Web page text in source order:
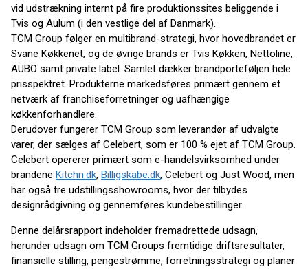
vid udstrækning internt på fire produktionssites beliggende i
Tvis og Aulum (i den vestlige del af Danmark).
TCM Group følger en multibrand-strategi, hvor hovedbrandet er
Svane Køkkenet, og de øvrige brands er Tvis Køkken, Nettoline,
AUBO samt private label. Samlet dækker brandporteføljen hele
prisspektret. Produkterne markedsføres primært gennem et
netværk af franchiseforretninger og uafhængige
køkkenforhandlere.
Derudover fungerer TCM Group som leverandør af udvalgte
varer, der sælges af Celebert, som er 100 % ejet af TCM Group.
Celebert opererer primært som e-handelsvirksomhed under
brandene Kitchn.dk, Billigskabe.dk, Celebert og Just Wood, men
har også tre udstillingsshowrooms, hvor der tilbydes
designrådgivning og gennemføres kundebestillinger.
Denne delårsrapport indeholder fremadrettede udsagn,
herunder udsagn om TCM Groups fremtidige driftsresultater,
finansielle stilling, pengestrømme, forretningsstrategi og planer